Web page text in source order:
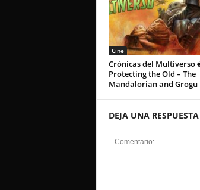
Cine
Crónicas del Multiverso
Protecting the Old – The
Mandalorian and Grogu
DEJA UNA RESPUESTA